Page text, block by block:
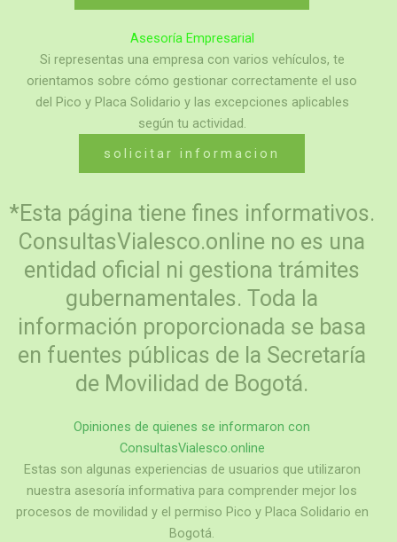
Asesoría Empresarial
Si representas una empresa con varios vehículos, te
orientamos sobre cómo gestionar correctamente el uso
del Pico y Placa Solidario y las excepciones aplicables
según tu actividad.
solicitar informacion
*Esta página tiene fines informativos.
ConsultasVialesco.online no es una
entidad oficial ni gestiona trámites
gubernamentales. Toda la
información proporcionada se basa
en fuentes públicas de la Secretaría
de Movilidad de Bogotá.
Opiniones de quienes se informaron con
ConsultasVialesco.online
Estas son algunas experiencias de usuarios que utilizaron
nuestra asesoría informativa para comprender mejor los
procesos de movilidad y el permiso Pico y Placa Solidario en
Bogotá.